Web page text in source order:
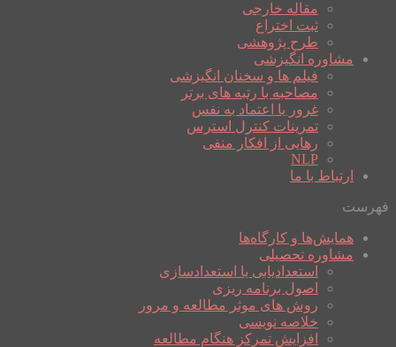
مقاله خارجی
ثبت اختراع
طرح پژوهشی
مشاوره انگیزشی
فیلم ها و سخنان انگیزشی
مصاحبه با رتبه های برتر
غرور یا اعتماد به نفس
تمرینات کنترل استرس
رهایی از افکار منفی
NLP
ارتباط با ما
فهرست
همایش‌ها و کارگاه‌ها
مشاوره تحصیلی
استعدادیابی یا استعدادسازی
اصول برنامه ریزی
روش های موثر مطالعه و مرور
خلاصه نویسی
افزایش تمرکز هنگام مطالعه